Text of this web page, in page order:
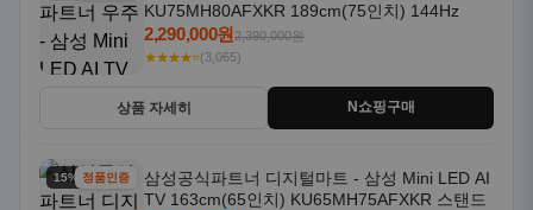
KU75MH80AFXKR 189cm(75인치) 144Hz
2,290,000원2,390,000원
★★★★⭐(3,065)
상품 자세히 N쇼핑구매
15% 할인정품인증
삼성공식파트너 디지털마트 - 삼성 Mini LED AI
TV 163cm(65인치) KU65MH75AFXKR 스탠드